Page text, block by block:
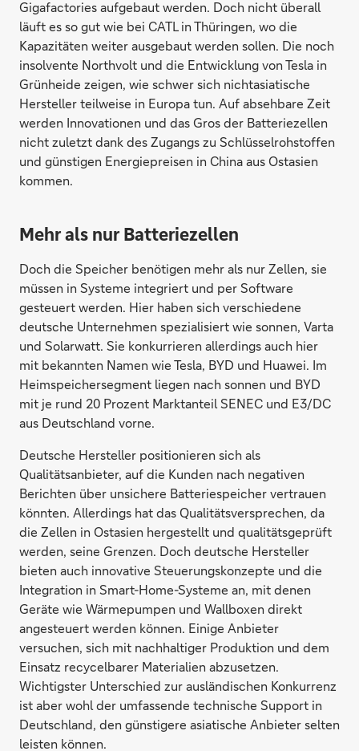
Gigafactories aufgebaut werden. Doch nicht überall
läuft es so gut wie bei CATL in Thüringen, wo die
Kapazitäten weiter ausgebaut werden sollen. Die noch
insolvente Northvolt und die Entwicklung von Tesla in
Grünheide zeigen, wie schwer sich nichtasiatische
Hersteller teilweise in Europa tun. Auf absehbare Zeit
werden Innovationen und das Gros der Batteriezellen
nicht zuletzt dank des Zugangs zu Schlüsselrohstoffen
und günstigen Energiepreisen in China aus Ostasien
kommen.
Mehr als nur Batteriezellen
Doch die Speicher benötigen mehr als nur Zellen, sie
müssen in Systeme integriert und per Software
gesteuert werden. Hier haben sich verschiedene
deutsche Unternehmen spezialisiert wie sonnen, Varta
und Solarwatt. Sie konkurrieren allerdings auch hier
mit bekannten Namen wie Tesla, BYD und Huawei. Im
Heimspeichersegment liegen nach sonnen und BYD
mit je rund 20 Prozent Marktanteil SENEC und E3/DC
aus Deutschland vorne.
Deutsche Hersteller positionieren sich als
Qualitätsanbieter, auf die Kunden nach negativen
Berichten über unsichere Batteriespeicher vertrauen
könnten. Allerdings hat das Qualitätsversprechen, da
die Zellen in Ostasien hergestellt und qualitätsgeprüft
werden, seine Grenzen. Doch deutsche Hersteller
bieten auch innovative Steuerungskonzepte und die
Integration in Smart-Home-Systeme an, mit denen
Geräte wie Wärmepumpen und Wallboxen direkt
angesteuert werden können. Einige Anbieter
versuchen, sich mit nachhaltiger Produktion und dem
Einsatz recycelbarer Materialien abzusetzen.
Wichtigster Unterschied zur ausländischen Konkurrenz
ist aber wohl der umfassende technische Support in
Deutschland, den günstigere asiatische Anbieter selten
leisten können.